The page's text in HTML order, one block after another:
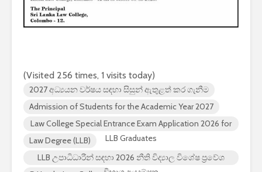
(Visited 256 times, 1 visits today)
2027 අධ්‍යයන වර්ෂය සඳහා සිසුන් ඇතුළත් කර ගැනීම
Admission of Students for the Academic Year 2027
Law College Special Entrance Exam Application 2026 for
LLB Graduates
Law Degree (LLB)
LLB උපාධිධාරීන් සඳහා 2026 නීති විද්‍යාල විශේෂ ප්‍රවේශ